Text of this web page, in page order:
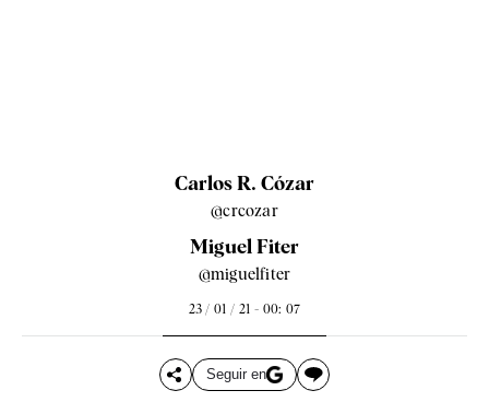
Carlos R. Cózar
@crcozar
Miguel Fiter
@miguelfiter
23 / 01 / 21 - 00: 07
Seguir en